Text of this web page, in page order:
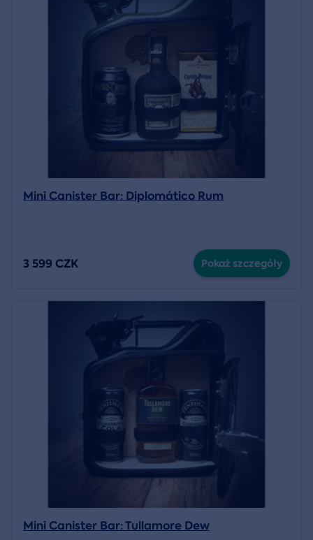
Mini Canister Bar: Diplomático Rum
3 599 CZK Pokaż szczegóły
Mini Canister Bar: Tullamore Dew